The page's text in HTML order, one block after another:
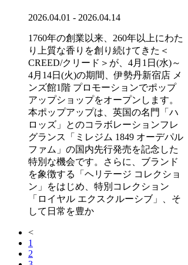
2026.04.01 - 2026.04.14
1760年の創業以来、260年以上にわた
り上質な香りを創り続けてきた＜
CREED/クリード＞が、4月1日(水)～
4月14日(火)の期間、伊勢丹新宿店 メ
ンズ館1階 プロモーションでポップ
アップショップをオープンします。
本ポップアップは、英国の名門「ハ
ロッズ」とのコラボレーションフレ
グランス「ミレジム 1849 オーデパル
ファム」の国内先行発売を記念した
特別な機会です。さらに、ブランド
を象徴する「ヘリテージ コレクショ
ン」をはじめ、特別コレクション
「ロイヤル エクスクルーシブ」、そ
して日常を豊か
<
1
2